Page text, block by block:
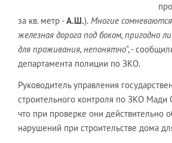
за кв. метр -А.Ш.). Многие
железная дорога под боком, пригодно
для проживания, непонятно", -
департамента полиции по ЗКО.
Руководитель управления
строительного контроля по ЗКО
что при проверке они действительно
нарушений при строительстве дома